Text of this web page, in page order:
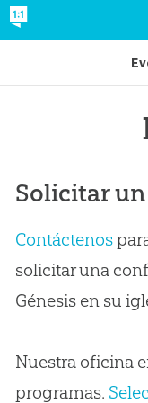
Solicitar
Contáctenos
solicitar una
Génesis en su
Nuestra oficina
programas.